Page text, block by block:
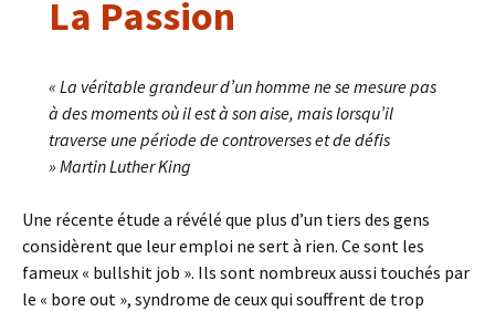
La Passion
« La véritable grandeur d’un homme ne se mesure pas
à des moments où il est à son aise, mais lorsqu’il
traverse une période de controverses et de défis
» Martin Luther King
Une récente étude a révélé que plus d’un tiers des gens
considèrent que leur emploi ne sert à rien. Ce sont les
fameux « bullshit job ». Ils sont nombreux aussi touchés par
le « bore out », syndrome de ceux qui souffrent de trop